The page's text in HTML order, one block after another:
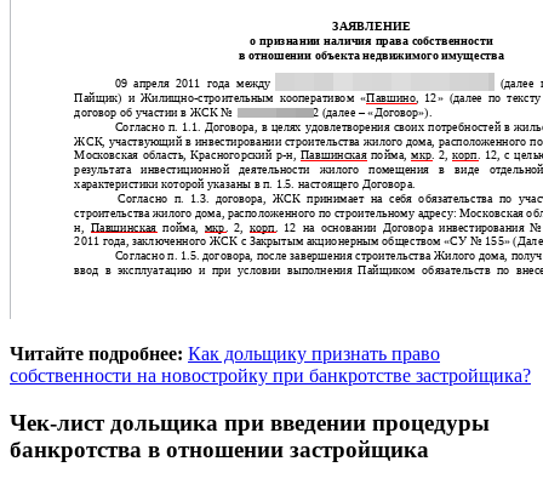
Читайте подробнее: Как дольщику признать право
собственности на новостройку при банкротстве застройщика?
Чек-лист дольщика при введении процедуры
банкротства в отношении застройщика